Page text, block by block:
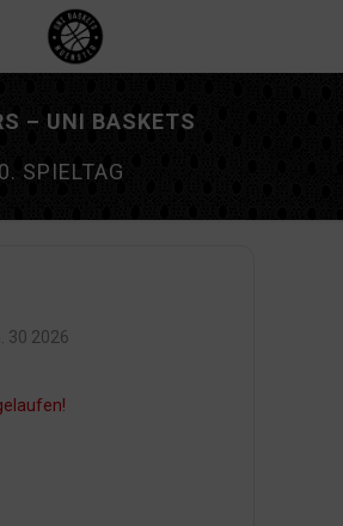
– UNI BASKETS
SPIELTAG
30 2026